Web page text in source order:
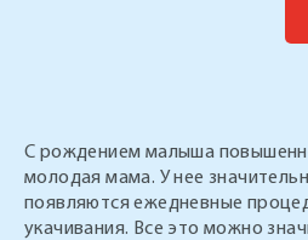
С рождением малыша
молодая мама. У нее
появляются ежедневные
укачивания. Все это можно